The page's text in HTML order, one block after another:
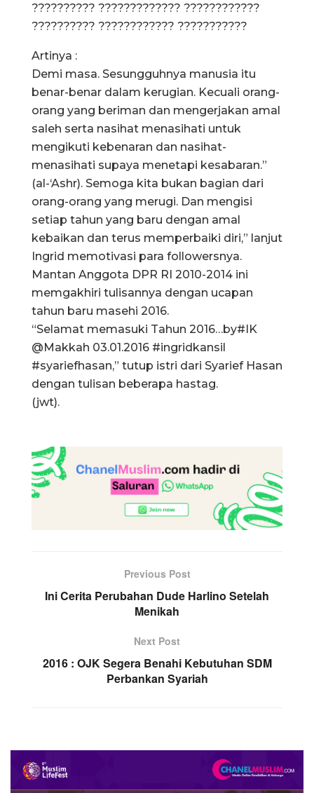
?????????? ????????????? ????????????
?????????? ???????????? ???????????
Artinya :
Demi masa. Sesungguhnya manusia itu
benar-benar dalam kerugian. Kecuali orang-
orang yang beriman dan mengerjakan amal
saleh serta nasihat menasihati untuk
mengikuti kebenaran dan nasihat-
menasihati supaya menetapi kesabaran.”
(al-‘Ashr). Semoga kita bukan bagian dari
orang-orang yang merugi. Dan mengisi
setiap tahun yang baru dengan amal
kebaikan dan terus memperbaiki diri,” lanjut
Ingrid memotivasi para followersnya.
Mantan Anggota DPR RI 2010-2014 ini
memgakhiri tulisannya dengan ucapan
tahun baru masehi 2016.
“Selamat memasuki Tahun 2016…by#IK
@Makkah 03.01.2016 #ingridkansil
#syariefhasan,” tutup istri dari Syarief Hasan
dengan tulisan beberapa hastag.
(jwt).
Previous Post
Ini Cerita Perubahan Dude Harlino Setelah
Menikah
Next Post
2016 : OJK Segera Benahi Kebutuhan SDM
Perbankan Syariah